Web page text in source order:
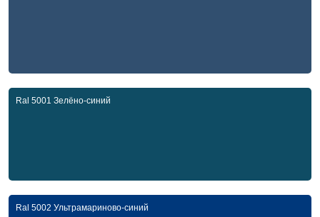
Ral 5001 Зелёно-синий
Ral 5002 Ультрамариново-синий